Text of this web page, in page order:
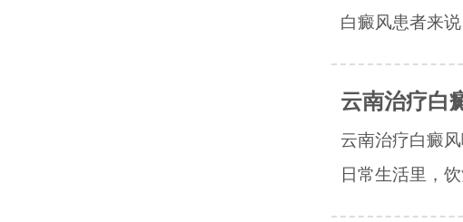
白癜风患者来
云南治疗白
云南治疗白癜
日常生活里，